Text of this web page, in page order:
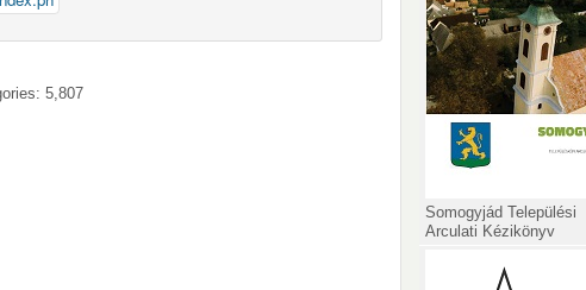
Somogyjád Települési
Arculati Kézikönyv
5,807